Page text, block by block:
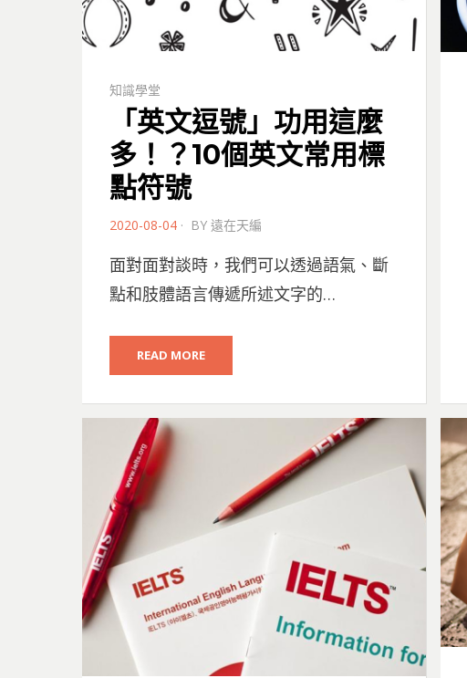
知識學堂
「英文逗號」功用這麼
多！？10個英文常用標
點符號
POSTED
2020-08-04 BY 遠在天編
面對面對談時，我們可以透過語氣、斷
點和肢體語言傳遞所述文字的…
READ MORE